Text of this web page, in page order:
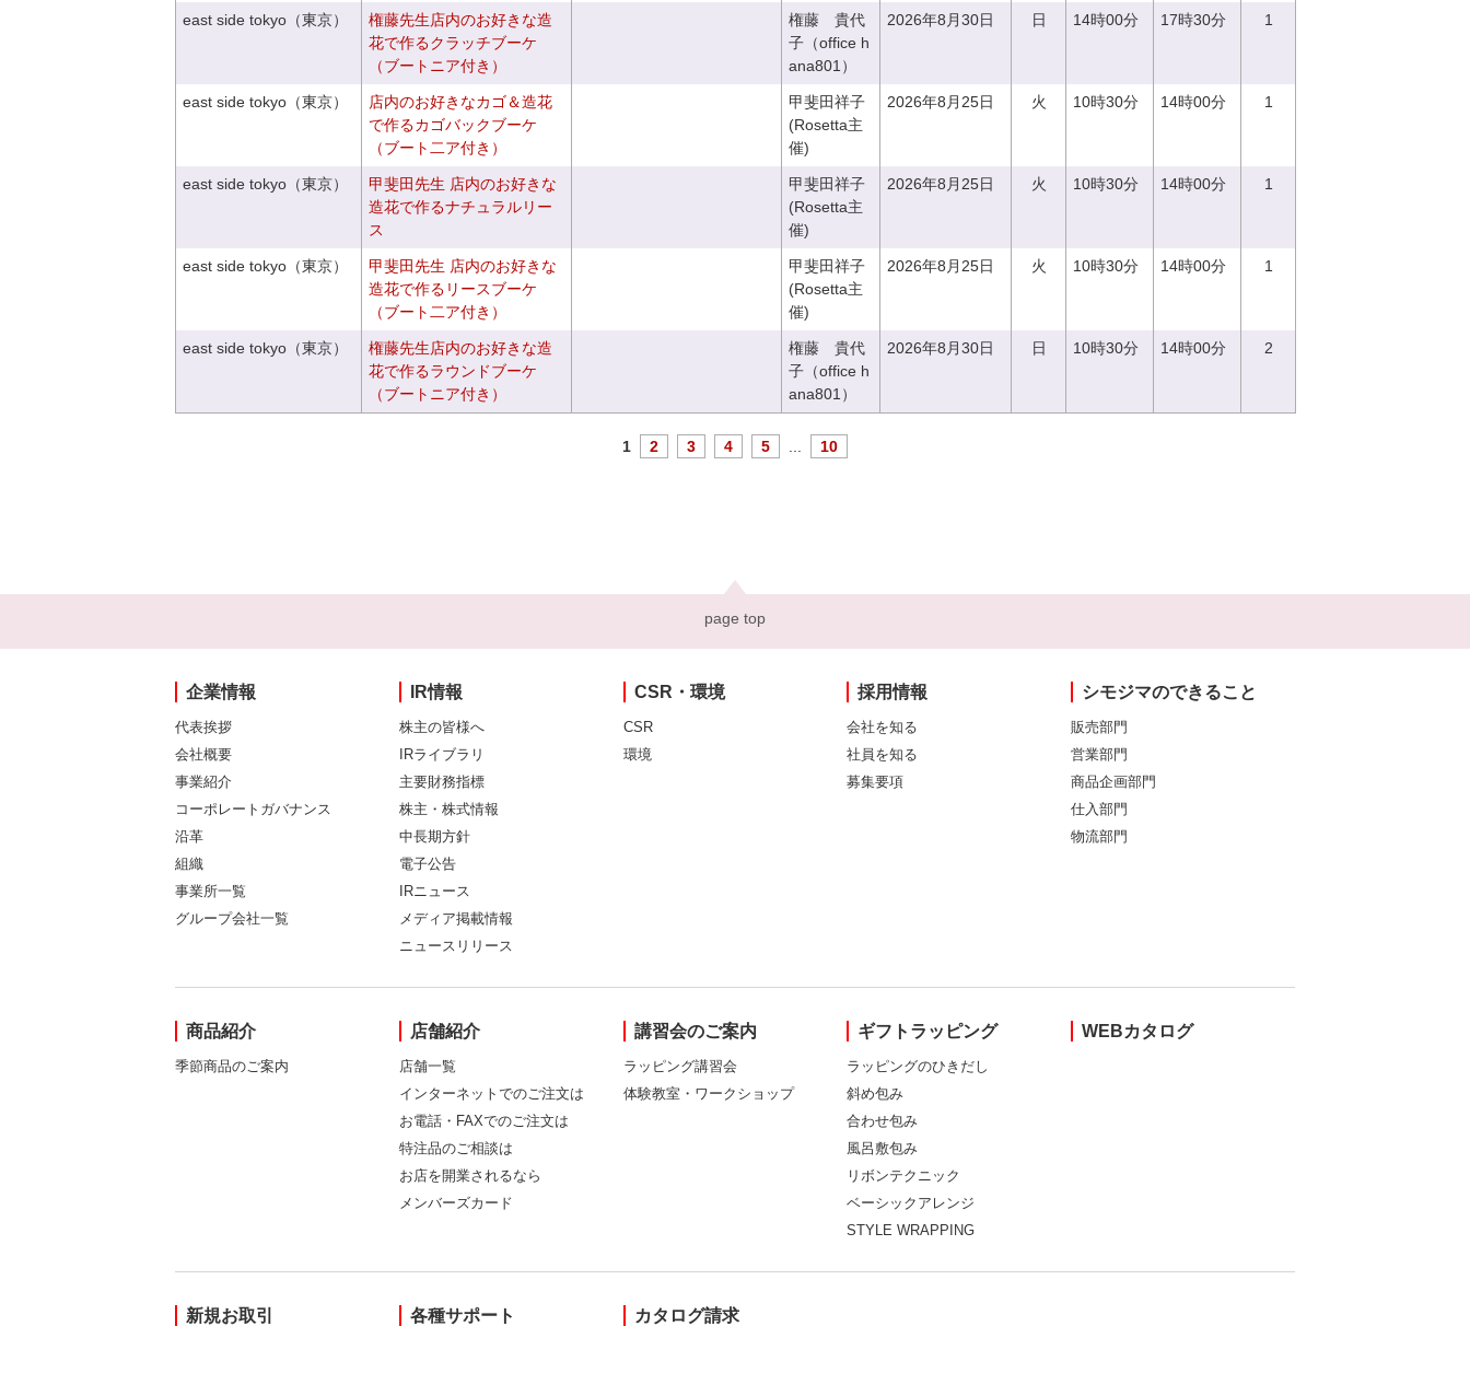
east side tokyo（東京）
権藤先生店内のお好きな造
花で作るクラッチブーケ
（ブートニア付き）
権藤 貴代
子（office h
ana801）
2026年8月30日 日 14時00分 17時30分 1
east side tokyo（東京）
店内のお好きなカゴ＆造花
で作るカゴバックブーケ
（ブート二ア付き）
甲斐田祥子
(Rosetta主
催)
2026年8月25日 火 10時30分 14時00分 1
east side tokyo（東京）
甲斐田先生 店内のお好きな
造花で作るナチュラルリー
ス
甲斐田祥子
(Rosetta主
催)
2026年8月25日 火 10時30分 14時00分 1
east side tokyo（東京）
甲斐田先生 店内のお好きな
造花で作るリースブーケ
（ブート二ア付き）
甲斐田祥子
(Rosetta主
催)
2026年8月25日 火 10時30分 14時00分 1
east side tokyo（東京）
権藤先生店内のお好きな造
花で作るラウンドブーケ
（ブートニア付き）
権藤 貴代
子（office h
ana801）
2026年8月30日 日 10時30分 14時00分 2
1 2 3 4 5 10
page top
企業情報
代表挨拶
会社概要
事業紹介
コーポレートガバナンス
沿革
組織
事業所一覧
グループ会社一覧
IR情報
株主の皆様へ
IRライブラリ
主要財務指標
株主・株式情報
中長期方針
電子公告
IRニュース
メディア掲載情報
ニュースリリース
CSR・環境
CSR
環境
採用情報
会社を知る
社員を知る
募集要項
シモジマのできること
販売部門
営業部門
商品企画部門
仕入部門
物流部門
商品紹介
季節商品のご案内
店舗紹介
店舗一覧
インターネットでのご注文は
お電話・FAXでのご注文は
特注品のご相談は
お店を開業されるなら
メンバーズカード
講習会のご案内
ラッピング講習会
体験教室・ワークショップ
ギフトラッピング
ラッピングのひきだし
斜め包み
合わせ包み
風呂敷包み
リボンテクニック
ベーシックアレンジ
STYLE WRAPPING
WEBカタログ
新規お取引 各種サポート カタログ請求